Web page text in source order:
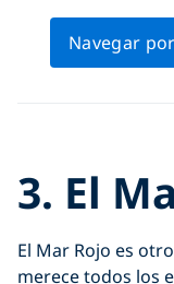
Navegar
3. El
El Mar Rojo es otro
merece todos los